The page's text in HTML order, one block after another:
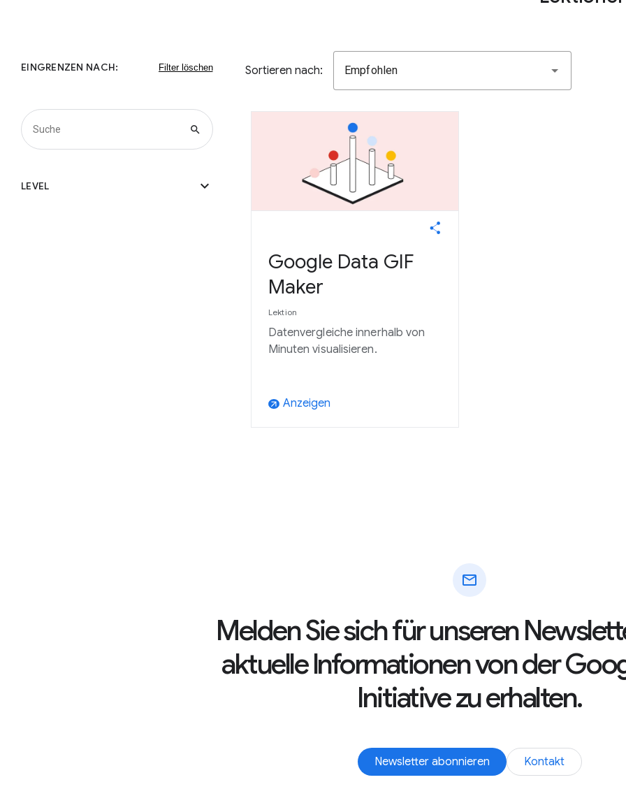
EINGRENZEN NACH:
search
LEVEL expand_more
Sortieren nach: Empfohlen
Google Data GIF
Maker
Lektion
Datenvergleiche innerhalb von
Minuten visualisieren.
arrow_outward Anzeigen
mail
Melden Sie sich für unseren
aktuelle Informationen von der
Initiative zu erhalten.
Newsletter abonnieren Kontakt